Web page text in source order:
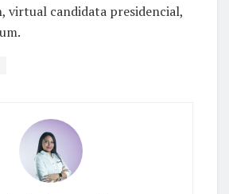
virtual candidata presidencial,